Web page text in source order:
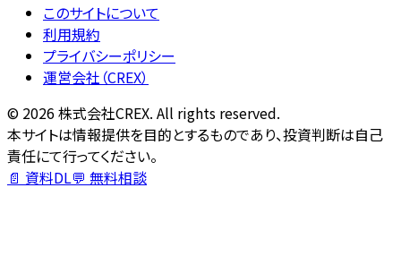
このサイトについて
利用規約
プライバシーポリシー
運営会社（CREX）
© 2026株式会社CREX. All rights reserved.
本サイトは情報提供を目的とするものであり、投資判断は自己
責任にて行ってください。
📄 資料DL💬 無料相談